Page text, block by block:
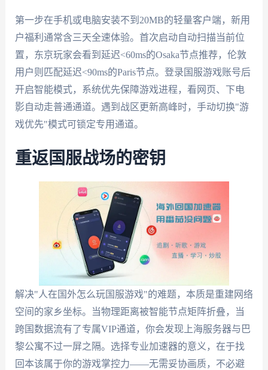
第一步在手机或电脑安装不到20MB的轻量客户端，新用
户福利通常含三天全速体验。首次启动自动扫描当前位
置，东京玩家会看到延迟<60ms的Osaka节点推荐，伦敦
用户则匹配延迟<90ms的Paris节点。登录国服游戏账号后
开启智能模式，系统优先保障游戏进程，看网页、下电
影自动走普通通道。遇到战区更新高峰时，手动切换"游
戏优先"模式可锁定专用通道。
重返国服战场的密钥
解决"人在国外怎么玩国服游戏"的难题，本质是重建网络
空间的家乡坐标。当物理距离被智能节点矩阵折叠，当
跨国数据流有了专属VIP通道，你会发现上海服务器与巴
黎公寓不过一屏之隔。选择专业加速器的意义，在于找
回本该属于你的游戏掌控力——无需妥协画质，不必避